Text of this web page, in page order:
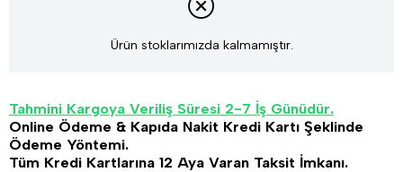
Ürün stoklarımızda kalmamıştır.
Tahmini Kargoya Veriliş Süresi 2-7 İş Günüdür.
Online Ödeme & Kapıda Nakit Kredi Kartı Şeklinde
Ödeme Yöntemi.
Tüm Kredi Kartlarına 12 Aya Varan Taksit İmkanı.